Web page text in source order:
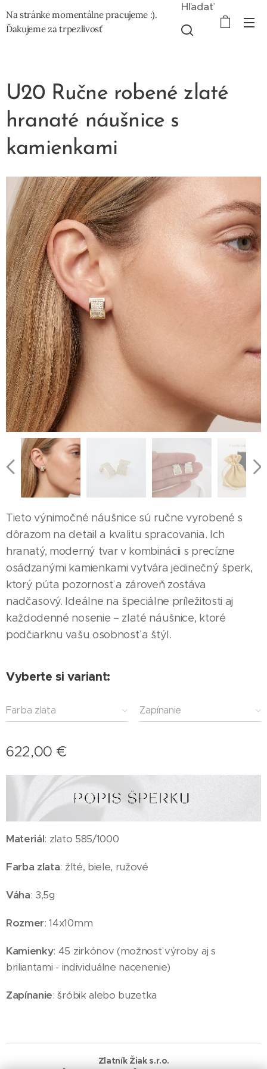
Na stránke momentálne pracujeme :).
Ďakujeme za trpezlivosť
Hľadať
U20 Ručne robené zlaté
hranaté náušnice s
kamienkami
Tieto výnimočné náušnice sú ručne vyrobené s
dôrazom na detail a kvalitu spracovania. Ich
hranatý, moderný tvar v kombinácii s precízne
osádzanými kamienkami vytvára jedinečný šperk,
ktorý púta pozornosť a zároveň zostáva
nadčasový. Ideálne na špeciálne príležitosti aj
každodenné nosenie – zlaté náušnice, ktoré
podčiarknu vašu osobnosť a štýl.
Vyberte si variant:
Farba zlata Zapínanie
622,00 €
Materiál: zlato 585/1000
Farba zlata: žlté, biele, ružové
Váha: 3,5g
Rozmer: 14x10mm
Kamienky: 45 zirkónov (možnosť výroby aj s
briliantami - individuálne nacenenie)
Zapínanie: šróbik alebo buzetka
Zlatník Žiak s.r.o.